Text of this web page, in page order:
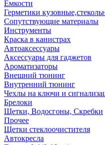
Емкости
Герметики
Сопутствующие материалы
Инструменты
Краска в канистрах
Автоаксессуары
Аксессуары для гаджетов
Ароматизаторы
Внешний тюнинг
Внутренний тюнинг
Чехлы на ключи и
Брелоки
Щетки, Водосгоны, Скребки
Прочее
Щетки стеклоочистителя
Автокресла